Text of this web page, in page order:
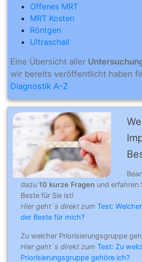
Offenes MRT
MRT Kosten
Röntgen
Ultraschall
Eine Übersicht aller
wir bereits veröffentlicht haben
Diagnostik A-Z
dazu 10 kurze Fragen und erfahren
Beste für Sie ist!
Hier geht´s direkt zum Test:
der Beste für mich?
Zu welcher Priorisierungsgruppe
Hier geht´s direkt zum Test: Zu
Priorisierungsgruppe gehöre ich?